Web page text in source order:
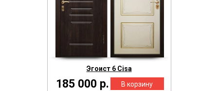
Эгоист 6 Cisa
185 000 р.